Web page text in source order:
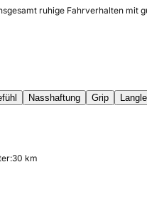
ruhige Fahrverhalten mit
Nasshaftung Grip
30 km